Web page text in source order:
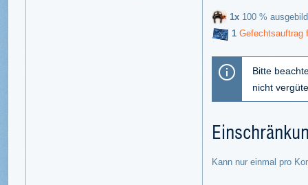
1x 100 %
1 Gefechtsauftrag
Bitte
nicht
Kann nur einmal pro